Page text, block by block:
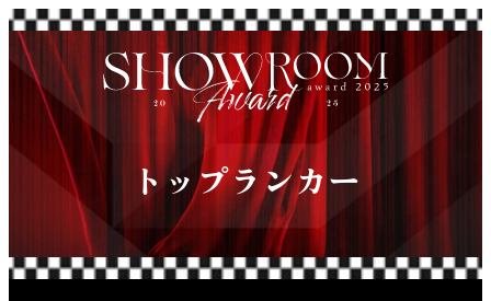
トップランカー